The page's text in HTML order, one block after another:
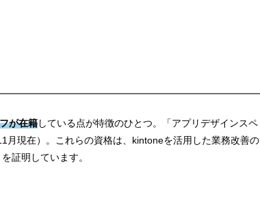
が在籍している点が特徴のひとつ。「アプリデザインスペ
現在）。これらの資格は、kintoneを活用した業務改善の
証明しています。